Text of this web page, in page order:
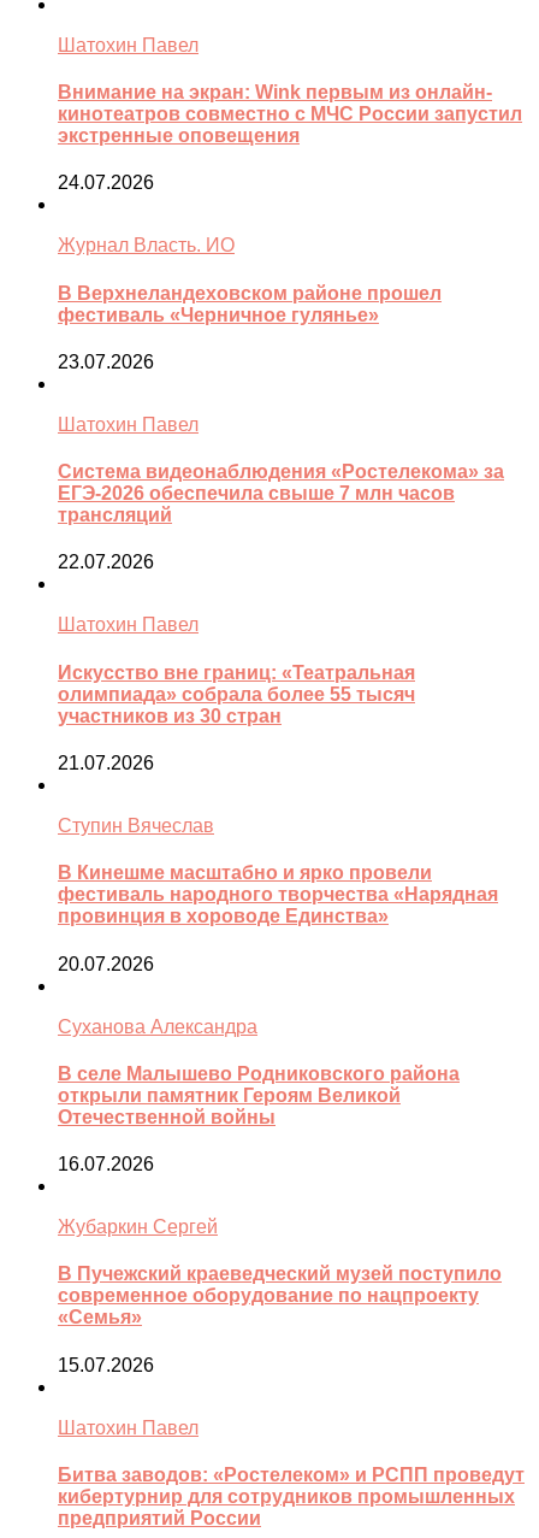
Шатохин Павел
Внимание на экран: Wink первым из онлайн-
кинотеатров совместно с МЧС России запустил
экстренные оповещения
24.07.2026
Журнал Власть. ИО
В Верхнеландеховском районе прошел
фестиваль «Черничное гулянье»
23.07.2026
Шатохин Павел
Система видеонаблюдения «Ростелекома» за
ЕГЭ-2026 обеспечила свыше 7 млн часов
трансляций
22.07.2026
Шатохин Павел
Искусство вне границ: «Театральная
олимпиада» собрала более 55 тысяч
участников из 30 стран
21.07.2026
Ступин Вячеслав
В Кинешме масштабно и ярко провели
фестиваль народного творчества «Нарядная
провинция в хороводе Единства»
20.07.2026
Суханова Александра
В селе Малышево Родниковского района
открыли памятник Героям Великой
Отечественной войны
16.07.2026
Жубаркин Сергей
В Пучежский краеведческий музей поступило
современное оборудование по нацпроекту
«Семья»
15.07.2026
Шатохин Павел
Битва заводов: «Ростелеком» и РСПП проведут
кибертурнир для сотрудников промышленных
предприятий России